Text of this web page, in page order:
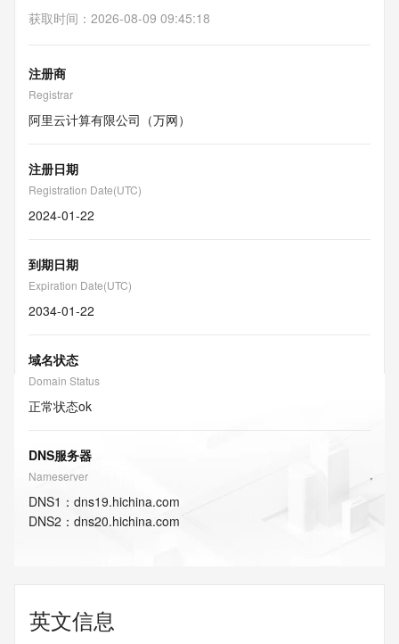
获取时间 ： 2026-08-09 09:45:18
注册商
Registrar
阿里云计算有限公司（万网）
注册日期
Registration Date(UTC)
2024-01-22
到期日期
Expiration Date(UTC)
2034-01-22
域名状态
Domain Status
正常状态ok
DNS服务器
Nameserver
DNS1 ： dns19.hichina.com
DNS2 ： dns20.hichina.com
英文信息